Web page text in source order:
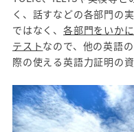
く、話すなどの各部門の
ではなく、 各部門をいか
テストなので、他の英語
際の使える英語力証明の資